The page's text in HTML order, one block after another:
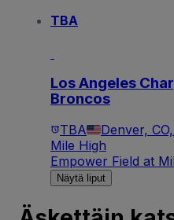
TBA
Los Angeles
Broncos
TBA Denver,
Mile High
Empower Field at
Näytä liput